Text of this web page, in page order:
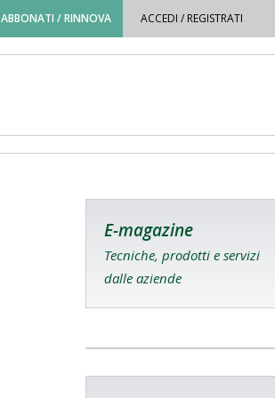
ABBONATI / RINNOVA ACCEDI / REGISTRATI
E-magazine
Tecniche, prodotti e servizi
dalle aziende